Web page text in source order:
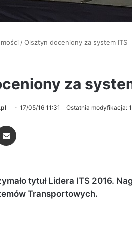
/Olsztyn doceniony za system ITS
za
17/05/16 11:31 Ostatnia modyfikacja:
tytuł Lidera ITS 2016.
Transportowych.